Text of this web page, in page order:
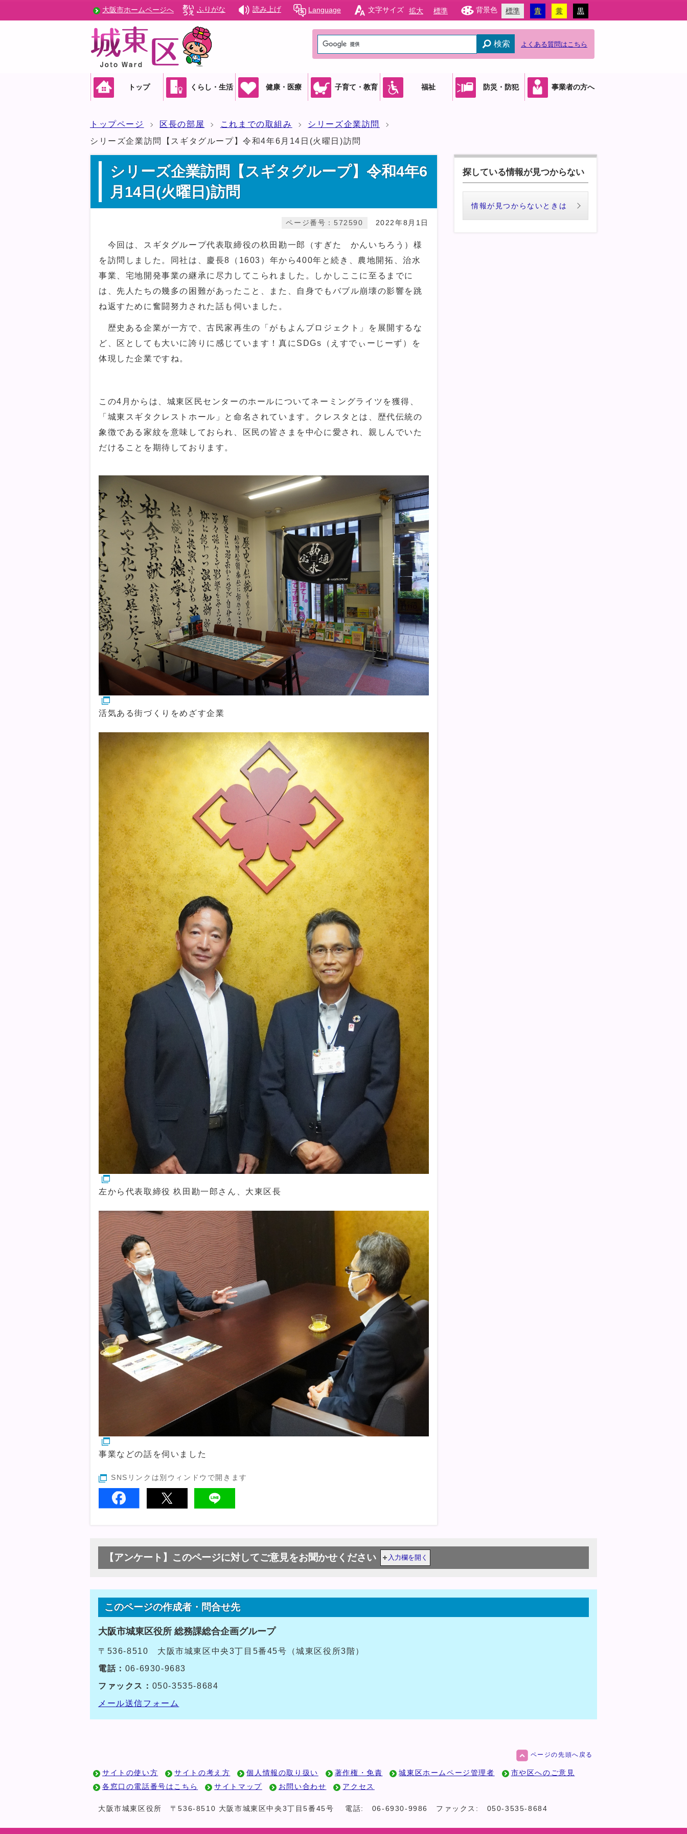
大阪市ホームページへ ふりがな 読み上げ Language 文字サイズ 拡大 標準 背景色 標準 青 黄 黒
検索 よくある質問はこちら
トップ くらし・生活 健康・医療 子育て・教育 福祉 防災・防犯 事業者の方へ
トップページ 区長の部屋 これまでの取組み
シリーズ企業訪問
シリーズ企業訪問【スギタグループ】令和4年6月14日(火曜日)訪問
シリーズ企業訪問【スギタグループ】令和4年6
月14日(火曜日)訪問
2022年8月1日
ページ番号：572590
今回は、スギタグループ代表取締役の杦田勘一郎（すぎた かんいちろう）様
を訪問しました。同社は、慶長8（1603）年から400年と続き、農地開拓、治水
事業、宅地開発事業の継承に尽力してこられました。しかしここに至るまでに
は、先人たちの幾多の困難があったこと、また、自身でもバブル崩壊の影響を跳
ね返すために奮闘努力された話も伺いました。
歴史ある企業が一方で、古民家再生の「がもよんプロジェクト」を展開するな
ど、区としても大いに誇りに感じています！真にSDGs（えすでぃーじーず）を
体現した企業ですね。
この4月からは、城東区民センターのホールについてネーミングライツを獲得、
「城東スギタクレストホール」と命名されています。クレスタとは、歴代伝統の
象徴である家紋を意味しておられ、区民の皆さまを中心に愛され、親しんでいた
だけることを期待しております。
活気ある街づくりをめざす企業
左から代表取締役 杦田勘一郎さん、大東区長
事業などの話を伺いました
SNSリンクは別ウィンドウで開きます
探している情報が見つからない
情報が見つからないときは
【アンケート】このページに対してご意見をお聞かせください 入力欄を開く
このページの作成者・問合せ先
大阪市城東区役所 総務課総合企画グループ
〒536-8510 大阪市城東区中央3丁目5番45号（城東区役所3階）
電話： 06-6930-9683
ファックス： 050-3535-8684
メール送信フォーム
ページの先頭へ戻る
サイトの使い方 サイトの考え方 個人情報の取り扱い 著作権・免責 城東区ホームページ管理者
市や区へのご意見
各窓口の電話番号はこちら
サイトマップ お問い合わせ アクセス
大阪市城東区役所 〒536-8510 大阪市城東区中央3丁目5番45号 電話: 06-6930-9986 ファックス: 050-3535-8684